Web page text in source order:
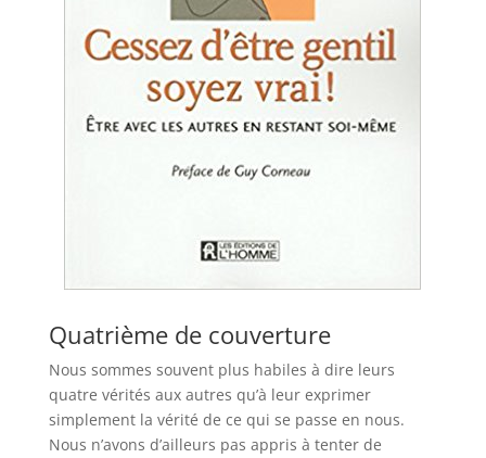
Quatrième de couverture
Nous sommes souvent plus habiles à dire leurs
quatre vérités aux autres qu’à leur exprimer
simplement la vérité de ce qui se passe en nous.
Nous n’avons d’ailleurs pas appris à tenter de